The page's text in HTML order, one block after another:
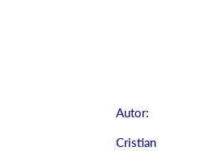
Autor:
Cristian